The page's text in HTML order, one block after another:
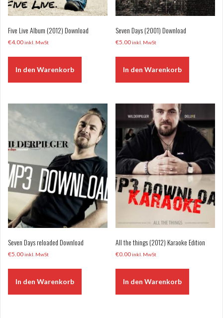
Five Live Album (2012) Download
€4.00inkl. MwSt
In den Warenkorb
Seven Days (2001) Download
€5.00inkl. MwSt
In den Warenkorb
Seven Days reloaded Download
€5.00inkl. MwSt
In den Warenkorb
All the things (2012) Karaoke Edition
€0.00inkl. MwSt
In den Warenkorb